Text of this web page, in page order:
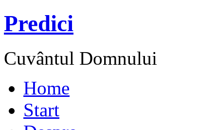
Predici
Cuvântul Domnului
Home
Start